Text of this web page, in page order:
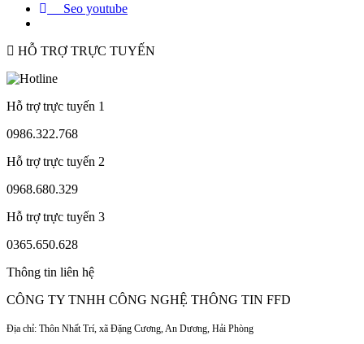
Seo youtube
HỖ TRỢ TRỰC TUYẾN
Hỗ trợ trực tuyến 1
0986.322.768
Hỗ trợ trực tuyến 2
0968.680.329
Hỗ trợ trực tuyến 3
0365.650.628
Thông tin liên hệ
CÔNG TY TNHH CÔNG NGHỆ THÔNG TIN FFD
Địa chỉ: Thôn Nhất Trí, xã Đặng Cương, An Dương, Hải Phòng